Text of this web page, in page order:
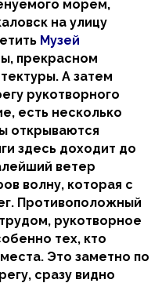
морем,
на улицу
Музей
прекрасном
А затем
рукотворного
есть несколько
открываются
здесь доходит до
ветер
волну, которая с
Противоположный
рукотворное
тех, кто
Это заметно по
сразу видно